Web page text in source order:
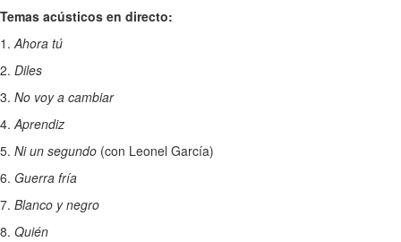
Temas acústicos en directo:
1.Ahora tú
2. Diles
3. No voy a cambiar
4.Aprendiz
5. Ni un segundo (con Leonel García)
6. Guerra fría
7. Blanco y negro
8. Quién